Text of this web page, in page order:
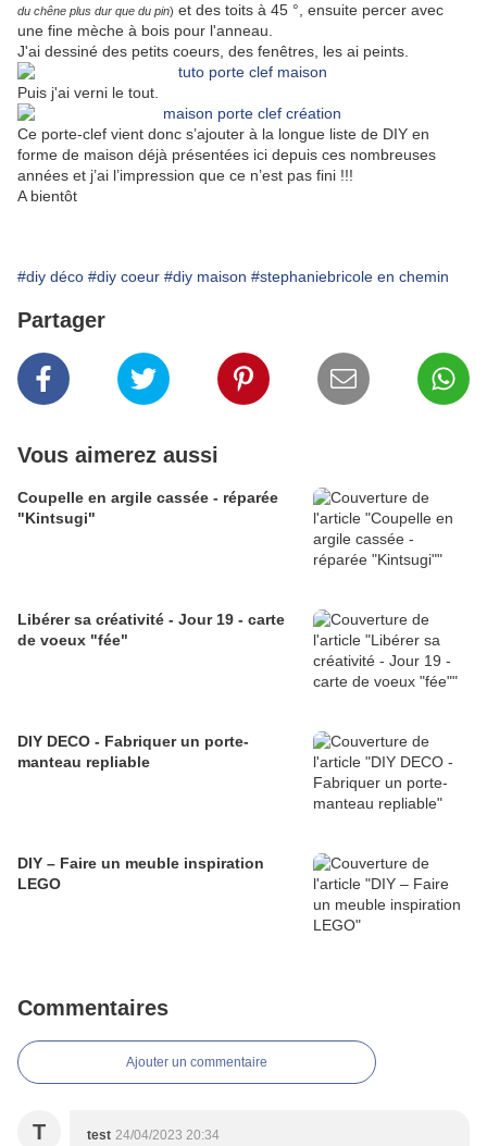
du chêne plus dur que du pin) et des toits à 45 °, ensuite percer avec
une fine mèche à bois pour l'anneau.
J'ai dessiné des petits coeurs, des fenêtres, les ai peints.
Puis j'ai verni le tout.
Ce porte-clef vient donc s’ajouter à la longue liste de DIY en
forme de maison déjà présentées ici depuis ces nombreuses
années et j’ai l’impression que ce n’est pas fini !!!
A bientôt
#diy déco #diy coeur #diy maison #stephaniebricole en chemin
Partager
Vous aimerez aussi
Coupelle en argile cassée - réparée
"Kintsugi"
Libérer sa créativité - Jour 19 - carte
de voeux "fée"
DIY DECO - Fabriquer un porte-
manteau repliable
DIY – Faire un meuble inspiration
LEGO
Commentaires
Ajouter un commentaire
T test 24/04/2023 20:34